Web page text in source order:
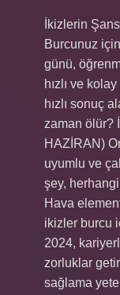
İkizlerin
Burcunuz
günü,
hızlı ve
hızlı sonuç
zaman ölür?
HAZİRAN)
uyumlu ve
şey, herhangi
Hava
ikizler burcu
2024,
zorluklar
sağlama